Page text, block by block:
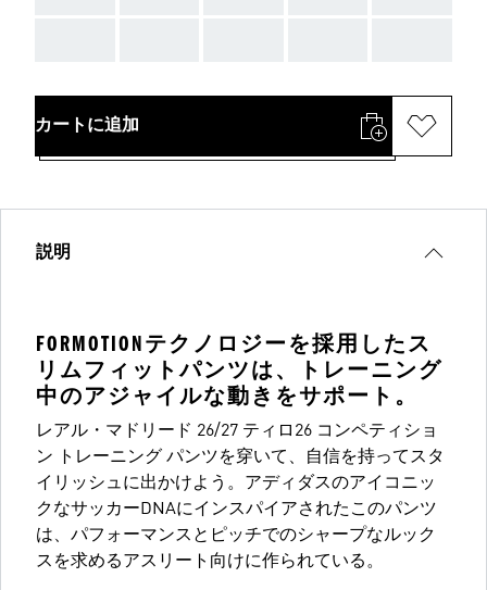
カートに追加
説明
FORMOTIONテクノロジーを採用したス
リムフィットパンツは、トレーニング
中のアジャイルな動きをサポート。
レアル・マドリード 26/27 ティロ26 コンペティショ
ン トレーニング パンツを穿いて、自信を持ってスタ
イリッシュに出かけよう。アディダスのアイコニッ
クなサッカーDNAにインスパイアされたこのパンツ
は、パフォーマンスとピッチでのシャープなルック
スを求めるアスリート向けに作られている。